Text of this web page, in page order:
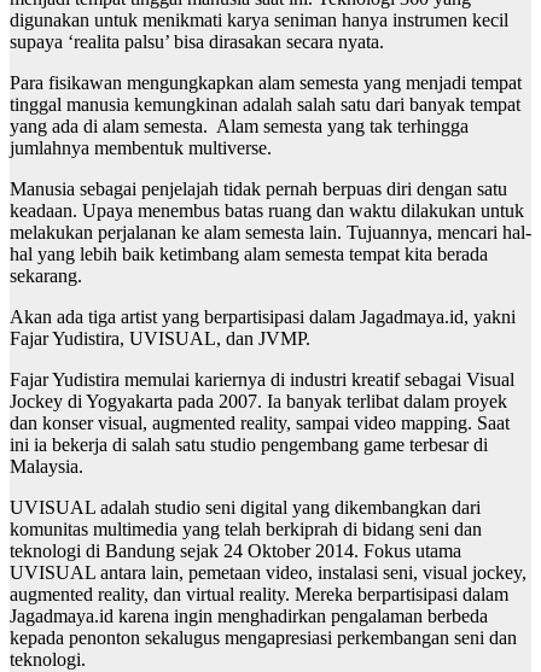
digunakan untuk menikmati karya seniman hanya instrumen kecil
supaya ‘realita palsu’ bisa dirasakan secara nyata.
Para fisikawan mengungkapkan alam semesta yang menjadi tempat
tinggal manusia kemungkinan adalah salah satu dari banyak tempat
yang ada di alam semesta. Alam semesta yang tak terhingga
jumlahnya membentuk multiverse.
Manusia sebagai penjelajah tidak pernah berpuas diri dengan satu
keadaan. Upaya menembus batas ruang dan waktu dilakukan untuk
melakukan perjalanan ke alam semesta lain. Tujuannya, mencari hal-
hal yang lebih baik ketimbang alam semesta tempat kita berada
sekarang.
Akan ada tiga artist yang berpartisipasi dalam Jagadmaya.id, yakni
Fajar Yudistira, UVISUAL, dan JVMP.
Fajar Yudistira memulai kariernya di industri kreatif sebagai Visual
Jockey di Yogyakarta pada 2007. Ia banyak terlibat dalam proyek
dan konser visual, augmented reality, sampai video mapping. Saat
ini ia bekerja di salah satu studio pengembang game terbesar di
Malaysia.
UVISUAL adalah studio seni digital yang dikembangkan dari
komunitas multimedia yang telah berkiprah di bidang seni dan
teknologi di Bandung sejak 24 Oktober 2014. Fokus utama
UVISUAL antara lain, pemetaan video, instalasi seni, visual jockey,
augmented reality, dan virtual reality. Mereka berpartisipasi dalam
Jagadmaya.id karena ingin menghadirkan pengalaman berbeda
kepada penonton sekalugus mengapresiasi perkembangan seni dan
teknologi.